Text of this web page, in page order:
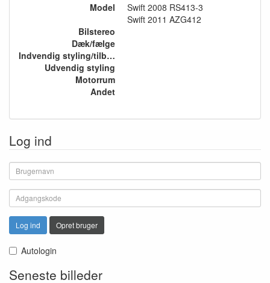
Model
Swift 2008 RS413-3
Swift 2011 AZG412
Bilstereo
Dæk/fælge
Indvendig styling/tilbehør
Udvendig styling
Motorrum
Andet
Log ind
Log ind Opret bruger
Autologin
Seneste billeder